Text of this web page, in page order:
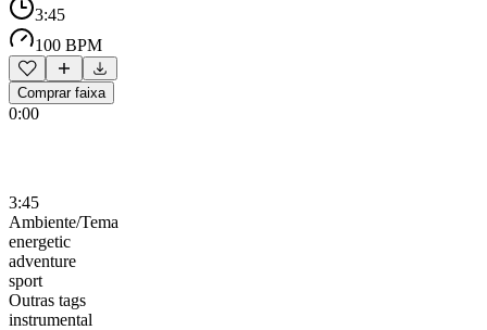
3:45
100 BPM
Comprar faixa
0:00
3:45
Ambiente/Tema
energetic
adventure
sport
Outras tags
instrumental